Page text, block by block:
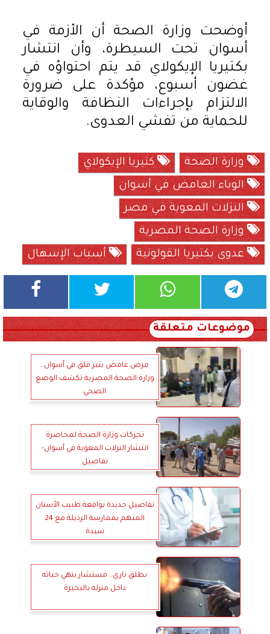
أوضحت وزارة الصحة أن الأزمة في
أسوان تحت السيطرة، وأن انتشار
بكتيريا الإيكولاي قد يتم احتواؤه في
غضون أسبوع، مؤكدة على ضرورة
الالتزام بإجراءات النظافة والوقاية
للحماية من تفشي العدوى.
وزارة الصحة
كتيريا الإيكولاي
الوباء الغامض في أسوان
النزلات المعوية في مصر
وزارة الصحة المصرية
عدوى بكتيريا القولونية
أسباب الإسهال
موضوعات متعلقة
مرض غامض يثير قلق في أسوان..
وزارة الصحة المصرية تكشف الوضع
الصحي
تحركات وزارة الصحة لمحاصرة
انتشار النزلات المعوية في أسوان-
تفاصيل
تفاصيل جديدة بواقعة طبيب الأسنان
المتهم بممارسة الرذيلة مع 24
سيدة
بطلق ناري.. مستشار ينهي حياته
داخل منزله بالبحيرة